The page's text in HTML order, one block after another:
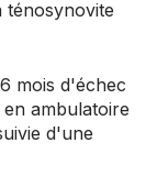
ténosynovite
mois d'échec
ambulatoire
d'une